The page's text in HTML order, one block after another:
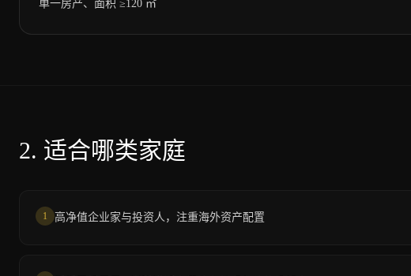
单一房产、面积 ≥120 ㎡
2. 适合哪类家庭
1 高净值企业家与投资人，注重海外资产配置